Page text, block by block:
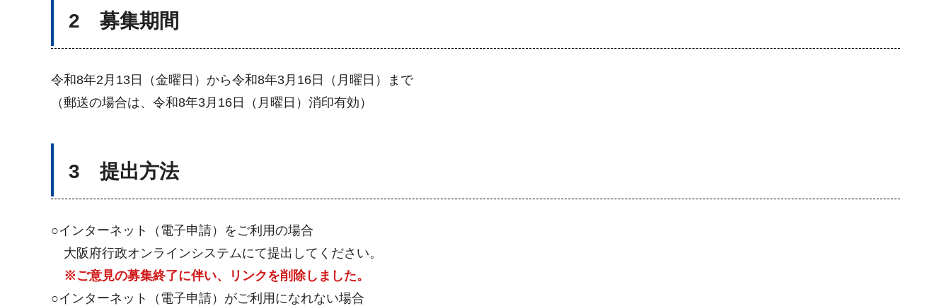
2 募集期間
令和8年2月13日（金曜日）から令和8年3月16日（月曜日）まで
（郵送の場合は、令和8年3月16日（月曜日）消印有効）
3 提出方法
○インターネット（電子申請）をご利用の場合
大阪府行政オンラインシステムにて提出してください。
※ご意見の募集終了に伴い、
リンクを削除しました。
○インターネット（電子申請）がご利用になれない場合